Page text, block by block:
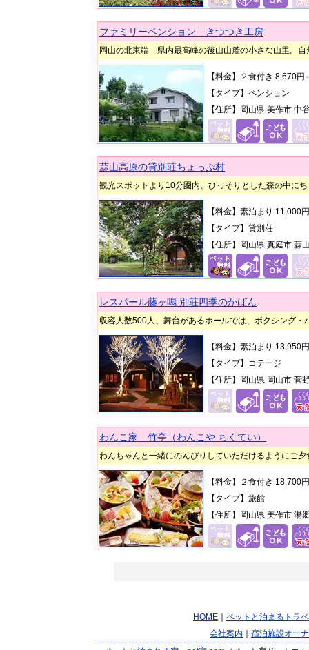
ファミリーペンション きつつき工房
岡山の北東端 県内最高峰の後山山麓の小さな山里。
【料金】２食付き 8,670円
【タイプ】ペンション
【住所】岡山県 美作市 中
蒜山高原の貸別荘ちょっぷ村
観光スポットより10分圏内、ひっそりとした森の中に
【料金】素泊まり 11,000
【タイプ】貸別荘
【住所】岡山県 真庭市 蒜
レスパール藤ヶ鳴 別荘四季のかばん
収容人数500人、舞台があるホールでは、ボクシング
【料金】素泊まり 13,950
【タイプ】コテージ
【住所】岡山県 岡山市 菅
わんこ家 竹亭（わんこや ちくてい）
わんちゃんと一緒にのんびりしていただけるようにご
【料金】２食付き 18,700
【タイプ】旅館
【住所】岡山県 美作市 湯
HOME
ペットと泊まるトラ
会社案内
宿泊施設オー